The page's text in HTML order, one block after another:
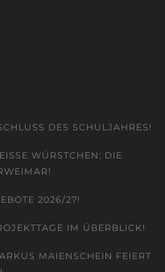
DES SCHULJAHRES!
WÜRSTCHEN: DIE AB
2026/27!
IM ÜBERBLICK!
MAIENSCHEIN FEIERT